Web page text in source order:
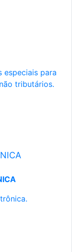
especiais para
tributários.